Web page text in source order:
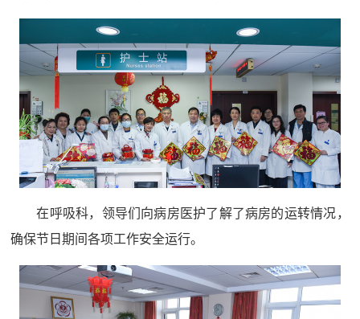
在呼吸科，领导们向病房医护了解了病房的运转情况，
确保节日期间各项工作安全运行。